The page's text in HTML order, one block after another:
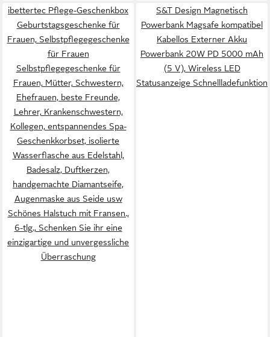
ibettertec Pflege-Geschenkbox
Geburtstagsgeschenke für
Frauen, Selbstpflegegeschenke
für Frauen
Selbstpflegegeschenke für
Frauen, Mütter, Schwestern,
Ehefrauen, beste Freunde,
Lehrer, Krankenschwestern,
Kollegen, entspannendes Spa-
Geschenkkorbset, isolierte
Wasserflasche aus Edelstahl,
Badesalz, Duftkerzen,
handgemachte Diamantseife,
Augenmaske aus Seide usw
Schönes Halstuch mit Fransen.,
6-tlg., Schenken Sie ihr eine
einzigartige und unvergessliche
Überraschung
S&T Design Magnetisch
Powerbank Magsafe kompatibel
Kabellos Externer Akku
Powerbank 20W PD 5000 mAh
(5 V), Wireless LED
Statusanzeige Schnellladefunktion